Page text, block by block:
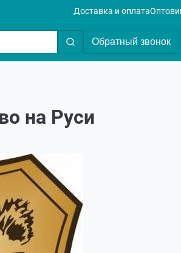
Доставка и оплата
Обратный звонок
на Руси